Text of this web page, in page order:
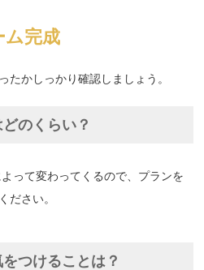
ム完成
たかしっかり確認しましょう。
のくらい？
って変わってくるので、プランを
ださい。
つけることは？